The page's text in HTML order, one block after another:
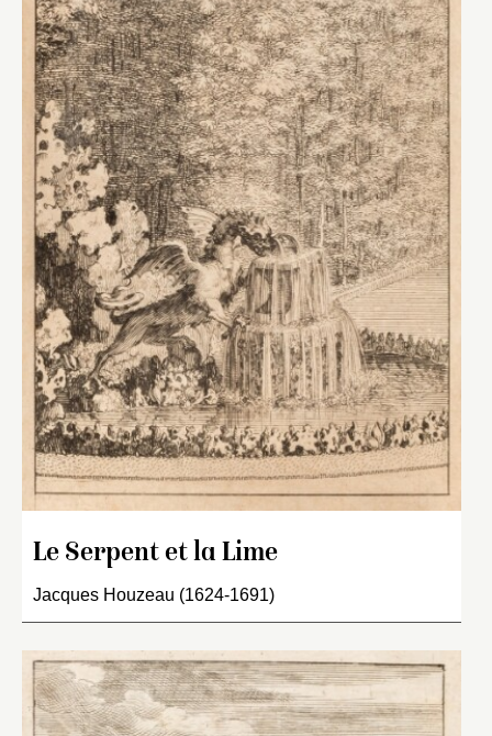
Le Serpent et la Lime
Jacques Houzeau (1624-1691)